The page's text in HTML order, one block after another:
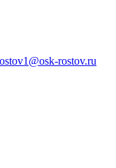
rostov.ru